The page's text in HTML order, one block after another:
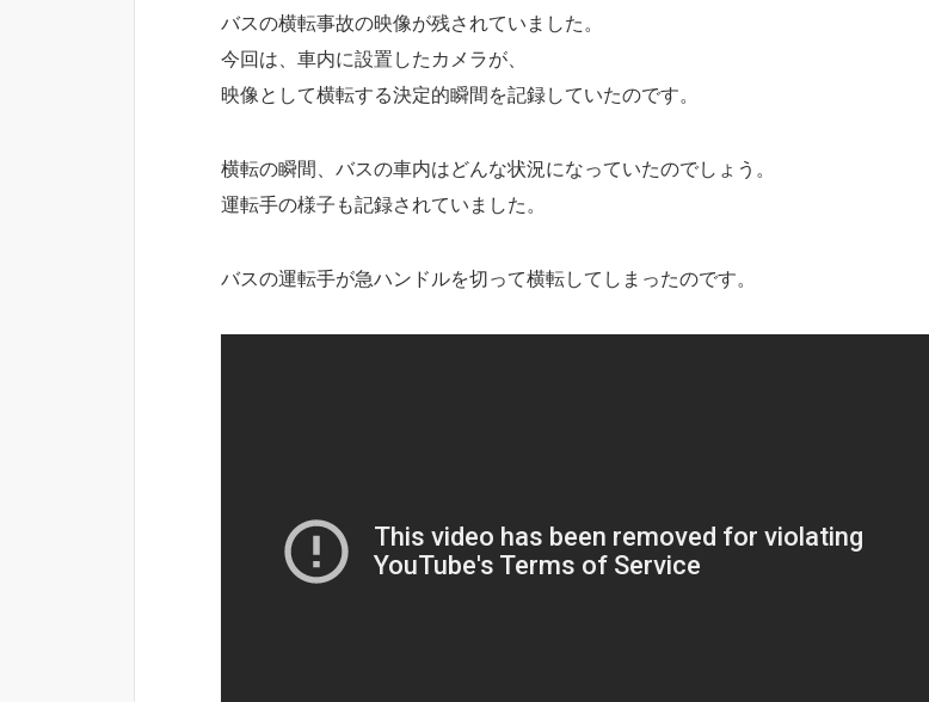
バスの横転事故の映像が残されていました。
今回は、車内に設置したカメラが、
映像として横転する決定的瞬間を記録していたのです。
横転の瞬間、バスの車内はどんな状況になっていたのでしょう。
運転手の様子も記録されていました。
バスの運転手が急ハンドルを切って横転してしまったのです。